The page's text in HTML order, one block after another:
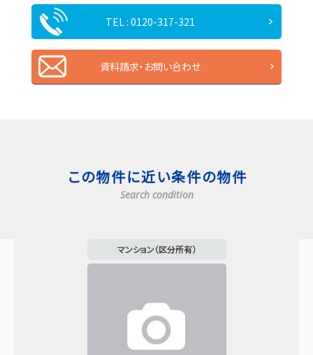
TEL : 0120-317-321
資料請求・お問い合わせ
この物件に近い条件の物件
Search condition
マンション（区分所有）